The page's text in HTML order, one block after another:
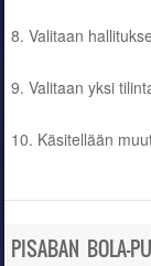
8. Valitaan
9. Valitaan yksi
10. Käsitellään
PISABAN BOLA-